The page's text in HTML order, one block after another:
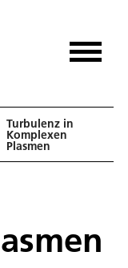
Turbulenz in
Komplexen
Plasmen